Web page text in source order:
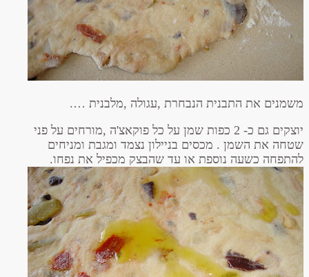
משמנים את התבנית הנבחרת ,עגולה ,מלבנית ….
יוצקים גם כ- 2 כפות שמן על כל פוקאצ'ה ,מורחים על פני
שטחה את השמן . מכסים בניילון נצמד ומגבת ומניחים
להתפחה כשעה נוספת או עד שהבצק מכפיל את נפחו.